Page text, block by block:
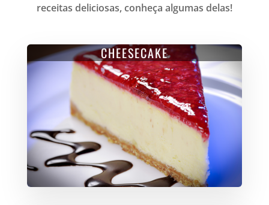
receitas deliciosas, conheça algumas delas!
CHEESECAKE